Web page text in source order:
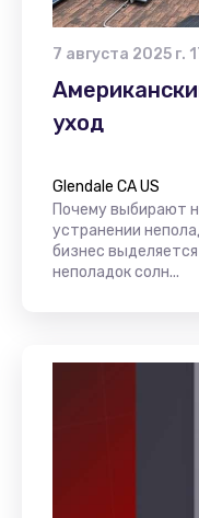
7 августа 2025 г.
уход
Glendale CA US
Почему выбирают
устранении
бизнес
неполадок солн...